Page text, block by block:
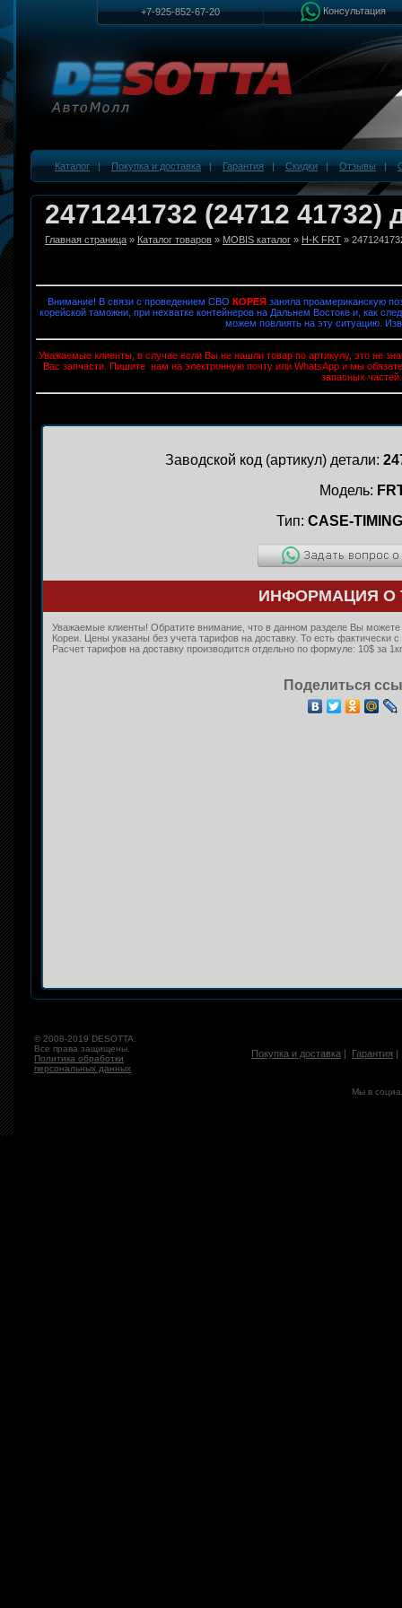
+7-925-852-67-20 Консультация
Каталог|Покупка и доставка|Гарантия|Скидки|Отзывы|
2471241732 (24712 41732)
Главная страница » Каталог товаров » MOBIS каталог » H-K FRT »
Внимание! В связи с проведением СВО КОРЕЯзаняла проамериканскую
корейской таможни, при нехватке контейнеров на Дальнем Востоке и, как
можем повлиять на эту ситуацию.
Уважаемые клиенты, в случае если Вы не нашли товар по артикулу, это не
Вас запчасти. Пишите нам на электронную почту или WhatsApp и мы
запасных частей.
Заводской код (артикул) детали:
Модель:
Тип: CASE-
ИНФОРМАЦИЯ О
Уважаемые клиенты! Обратите внимание, что в данном разделе Вы можете
Кореи. Цены указаны без учета тарифов на доставку. То есть
Расчет тарифов на доставку производится отдельно по формуле: 10$ за
Поделиться
© 2008-2019 DESOTTA.
Все права защищены.
Политика обработки
персональных данных
Покупка и доставка | Гарантия
Мы в